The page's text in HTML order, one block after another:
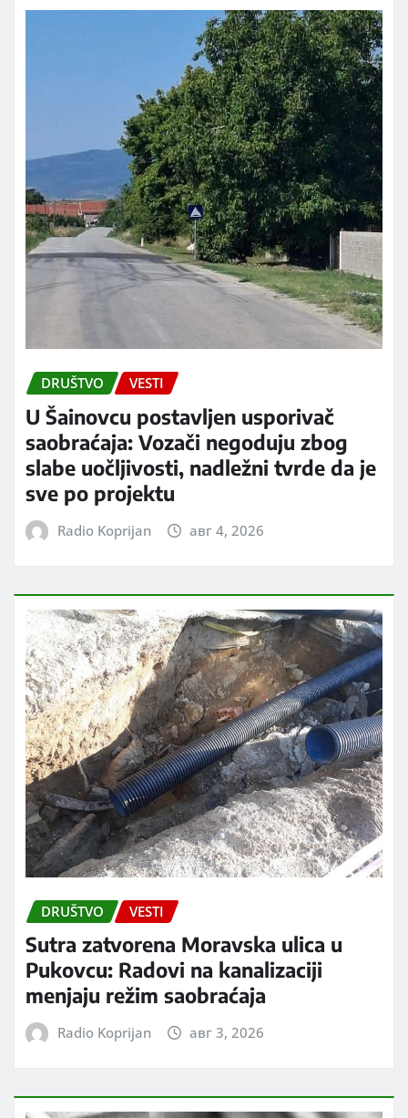
DRUŠTVO VESTI
U Šainovcu postavljen usporivač
saobraćaja: Vozači negoduju zbog
slabe uočljivosti, nadležni tvrde da je
sve po projektu
Radio Koprijan авг 4, 2026
DRUŠTVO VESTI
Sutra zatvorena Moravska ulica u
Pukovcu: Radovi na kanalizaciji
menjaju režim saobraćaja
Radio Koprijan авг 3, 2026